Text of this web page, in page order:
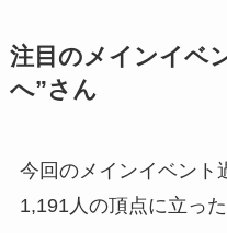
注目のメインイベ
へ”さん
今回のメインイベント
1,191人の頂点に立っ